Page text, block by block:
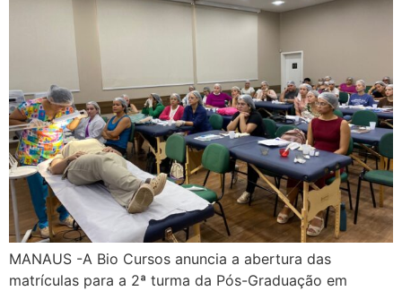
MANAUS -A Bio Cursos anuncia a abertura das
matrículas para a 2ª turma da Pós-Graduação em